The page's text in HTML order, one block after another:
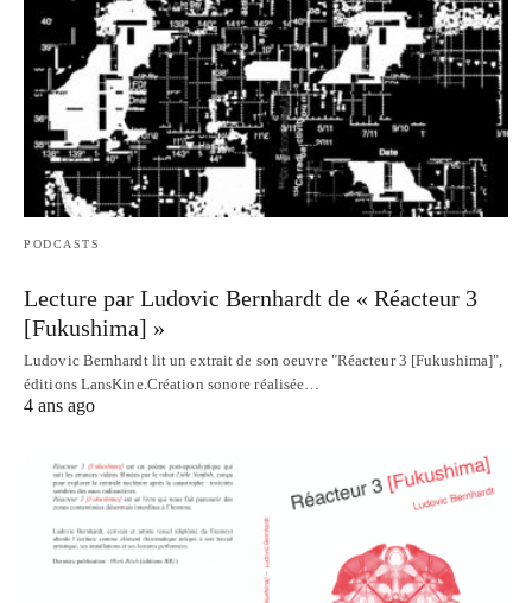
PODCASTS
Lecture par Ludovic Bernhardt de « Réacteur 3
[Fukushima] »
Ludovic Bernhardt lit un extrait de son oeuvre "Réacteur 3 [Fukushima]",
éditions LansKine.Création sonore réalisée…
4 ans ago